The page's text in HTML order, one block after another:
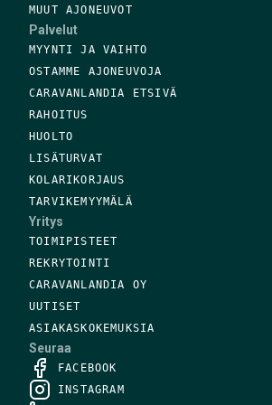
MUUT AJONEUVOT
Palvelut
MYYNTI JA VAIHTO
OSTAMME AJONEUVOJA
CARAVANLANDIA ETSIVÄ
RAHOITUS
HUOLTO
LISÄTURVAT
KOLARIKORJAUS
TARVIKEMYYMÄLÄ
Yritys
TOIMIPISTEET
REKRYTOINTI
CARAVANLANDIA OY
UUTISET
ASIAKASKOKEMUKSIA
Seuraa
FACEBOOK
INSTAGRAM